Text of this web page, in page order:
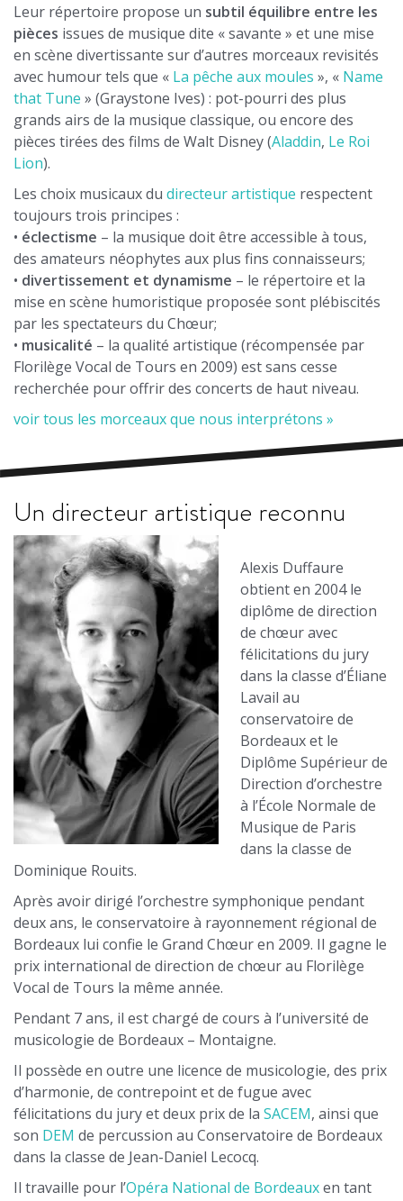
Leur répertoire propose un subtil équilibre entre les
pièces issues de musique dite « savante » et une mise
en scène divertissante sur d’autres morceaux revisités
avec humour tels que « La pêche aux moules », « Name
that Tune » (Graystone Ives) : pot-pourri des plus
grands airs de la musique classique, ou encore des
pièces tirées des films de Walt Disney (Aladdin, Le Roi
Lion).
Les choix musicaux du directeur artistique respectent
toujours trois principes :
• éclectisme – la musique doit être accessible à tous,
des amateurs néophytes aux plus fins connaisseurs;
• divertissement et dynamisme – le répertoire et la
mise en scène humoristique proposée sont plébiscités
par les spectateurs du Chœur;
• musicalité – la qualité artistique (récompensée par
Florilège Vocal de Tours en 2009) est sans cesse
recherchée pour offrir des concerts de haut niveau.
voir tous les morceaux que nous interprétons »
Un directeur artistique reconnu
Alexis Duffaure
obtient en 2004 le
diplôme de direction
de chœur avec
félicitations du jury
dans la classe d’Éliane
Lavail au
conservatoire de
Bordeaux et le
Diplôme Supérieur de
Direction d’orchestre
à l’École Normale de
Musique de Paris
dans la classe de
Dominique Rouits.
Après avoir dirigé l’orchestre symphonique pendant
deux ans, le conservatoire à rayonnement régional de
Bordeaux lui confie le Grand Chœur en 2009. Il gagne le
prix international de direction de chœur au Florilège
Vocal de Tours la même année.
Pendant 7 ans, il est chargé de cours à l’université de
musicologie de Bordeaux – Montaigne.
Il possède en outre une licence de musicologie, des prix
d’harmonie, de contrepoint et de fugue avec
félicitations du jury et deux prix de la SACEM, ainsi que
son DEM de percussion au Conservatoire de Bordeaux
dans la classe de Jean-Daniel Lecocq.
Il travaille pour l’Opéra National de Bordeauxen tant